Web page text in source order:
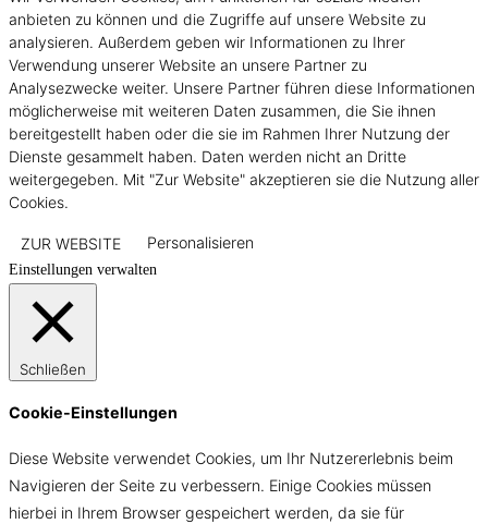
anbieten zu können und die Zugriffe auf unsere Website zu
analysieren. Außerdem geben wir Informationen zu Ihrer
Verwendung unserer Website an unsere Partner zu
Analysezwecke weiter. Unsere Partner führen diese Informationen
möglicherweise mit weiteren Daten zusammen, die Sie ihnen
bereitgestellt haben oder die sie im Rahmen Ihrer Nutzung der
Dienste gesammelt haben. Daten werden nicht an Dritte
weitergegeben. Mit "Zur Website" akzeptieren sie die Nutzung aller
Cookies.
ZUR WEBSITE Personalisieren
Einstellungen verwalten
Schließen
Cookie-Einstellungen
Diese Website verwendet Cookies, um Ihr Nutzererlebnis beim
Navigieren der Seite zu verbessern. Einige Cookies müssen
hierbei in Ihrem Browser gespeichert werden, da sie für